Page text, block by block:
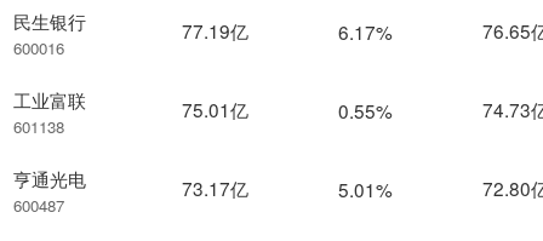
民生银行
600016
工业富联
601138
亨通光电
600487
77.19亿 6.17% 76.65
75.01亿 0.55% 74.73
73.17亿 5.01% 72.80